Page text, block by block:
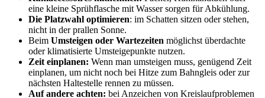
eine kleine Sprühflasche mit Wasser sorgen für Abkühlung.
Die Platzwahl optimieren: im Schatten sitzen oder stehen,
nicht in der prallen Sonne.
Beim Umsteigen oder Wartezeiten möglichst überdachte
oder klimatisierte Umsteigepunkte nutzen.
Zeit einplanen: Wenn man umsteigen muss, genügend Zeit
einplanen, um nicht noch bei Hitze zum Bahngleis oder zur
nächsten Haltestelle rennen zu müssen.
Auf andere achten: bei Anzeichen von Kreislaufproblemen